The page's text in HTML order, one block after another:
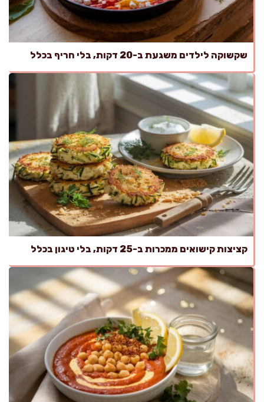
שקשוקה לילדים משגעת ב-20 דקות, בלי חריף בכלל
קציצות קישואים ממכרות ב-25 דקות, בלי טיגון בכלל